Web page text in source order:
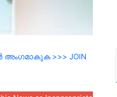
അംഗമാകുക >>> JOIN